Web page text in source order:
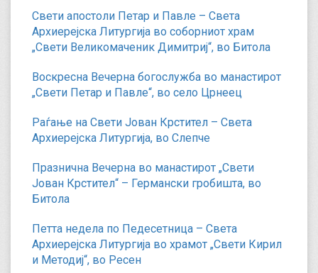
Свети апостоли Петар и Павле – Света
Архиерејска Литургија во соборниот храм
„Свети Великомаченик Димитриј“, во Битола
Воскресна Вечерна богослужба во манастирот
„Свети Петар и Павле“, во село Црнеец
Раѓање на Свети Јован Крстител – Света
Архиерејска Литургија, во Слепче
Празнична Вечерна во манастирот „Свети
Јован Крстител“ – Германски гробишта, во
Битола
Петта недела по Педесетница – Света
Архиерејска Литургија во храмот „Свети Кирил
и Методиј“, во Ресен